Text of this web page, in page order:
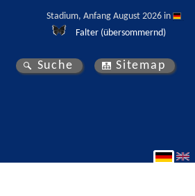
Stadium, Anfang August 2026 in
Falter (übersommernd)
Suche Sitemap